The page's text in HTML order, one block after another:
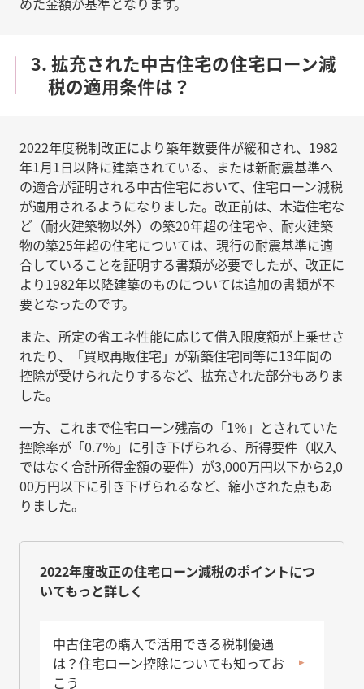
3. 拡充された中古住宅の住宅ローン減
税の適用条件は？
2022年度税制改正により築年数要件が緩和され、1982
年1月1日以降に建築されている、または新耐震基準へ
の適合が証明される中古住宅において、住宅ローン減税
が適用されるようになりました。改正前は、木造住宅な
ど（耐火建築物以外）の築20年超の住宅や、耐火建築
物の築25年超の住宅については、現行の耐震基準に適
合していることを証明する書類が必要でしたが、改正に
より1982年以降建築のものについては追加の書類が不
要となったのです。
また、所定の省エネ性能に応じて借入限度額が上乗せさ
れたり、「買取再販住宅」が新築住宅同等に13年間の
控除が受けられたりするなど、拡充された部分もありま
した。
一方、これまで住宅ローン残高の「1％」とされていた
控除率が「0.7％」に引き下げられる、所得要件（収入
ではなく合計所得金額の要件）が3,000万円以下から2,0
00万円以下に引き下げられるなど、縮小された点もあ
りました。
2022年度改正の住宅ローン減税のポイントにつ
いてもっと詳しく
中古住宅の購入で活用できる税制優遇
は？住宅ローン控除についても知ってお
こう